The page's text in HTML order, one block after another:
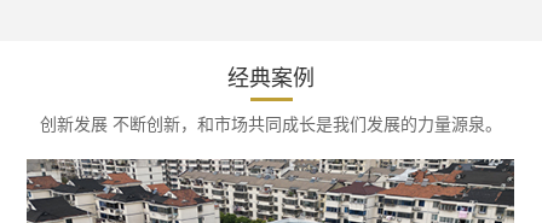
经典案例
创新发展 不断创新，和市场共同成长是我们发展的力量源泉。